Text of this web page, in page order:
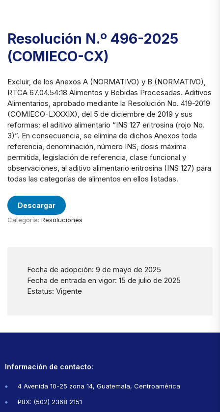
Resolución N.º 496-2025
(COMIECO-CX)
Excluir, de los Anexos A (NORMATIVO) y B (NORMATIVO),
RTCA 67.04.54:18 Alimentos y Bebidas Procesadas. Aditivos
Alimentarios, aprobado mediante la Resolución No. 419-2019
(COMIECO-LXXXIX), del 5 de diciembre de 2019 y sus
reformas; el aditivo alimentario “INS 127 eritrosina (rojo No.
3)”. En consecuencia, se elimina de dichos Anexos toda
referencia, denominación, número INS, dosis máxima
permitida, legislación de referencia, clase funcional y
observaciones, al aditivo alimentario eritrosina (INS 127) para
todas las categorías de alimentos en ellos listadas.
Descargar
Categoría: Resoluciones
Fecha de adopción: 9 de mayo de 2025
Fecha de entrada en vigor: 15 de julio de 2025
Estatus: Vigente
Información de contacto:
4 Avenida 10-25 zona 14, Guatemala, Centroamérica
PBX: (502) 2368 2151